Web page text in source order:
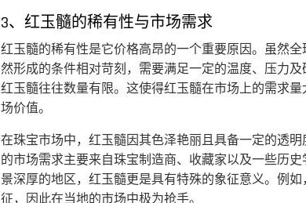
3、红玉髓的稀有性与市场需求
红玉髓的稀有性是它价格高昂的一个重要原因。虽然
然形成的条件相对苛刻，需要满足一定的温度、压力
红玉髓往往数量有限。这使得红玉髓在市场上的需求
场价值。
在珠宝市场中，红玉髓因其色泽艳丽且具备一定的透
的市场需求主要来自珠宝制造商、收藏家以及一些历
景深厚的地区，红玉髓更是具有特殊的象征意义。例
征，因此在当地的市场中极为抢手。